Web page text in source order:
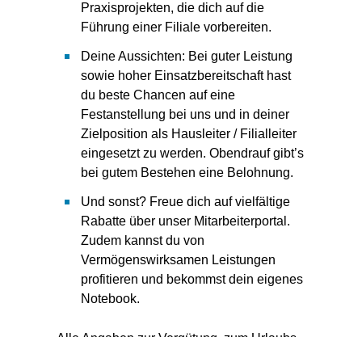
Praxisprojekten, die dich auf die
Führung einer Filiale vorbereiten.
Deine Aussichten: Bei guter Leistung
sowie hoher Einsatzbereitschaft hast
du beste Chancen auf eine
Festanstellung bei uns und in deiner
Zielposition als Hausleiter / Filialleiter
eingesetzt zu werden. Obendrauf gibt’s
bei gutem Bestehen eine Belohnung.
Und sonst? Freue dich auf vielfältige
Rabatte über unser Mitarbeiterportal.
Zudem kannst du von
Vermögenswirksamen Leistungen
profitieren und bekommst dein eigenes
Notebook.